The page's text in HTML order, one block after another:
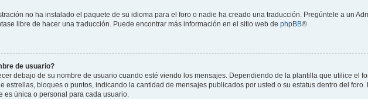
no ha instalado el paquete de su idioma para el foro o nadie ha creado una traducción. Pregúntele a un
libre de hacer una traducción. Puede encontrar más información en el sitio web de phpBB®
de usuario?
debajo de su nombre de usuario cuando esté viendo los mensajes. Dependiendo de la plantilla que utilice el
estrellas, bloques o puntos, indicando la cantidad de mensajes publicados por usted o su estatus dentro del
única o personal para cada usuario.